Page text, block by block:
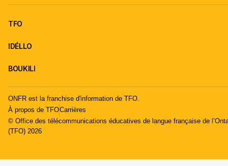
TFO
IDÉLLO
BOUKILI
ONFR est la franchise d'information de TFO.
À propos de TFOCarrières
© Office des télécommunications éducatives de langue française de
(TFO) 2026